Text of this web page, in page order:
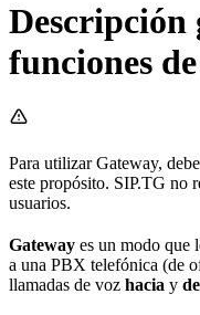
Descripción
funciones
Para utilizar Gateway,
este propósito. SIP.TG no
usuarios.
Gateway es un modo que
a una PBX telefónica (de
llamadas de voz hacia y